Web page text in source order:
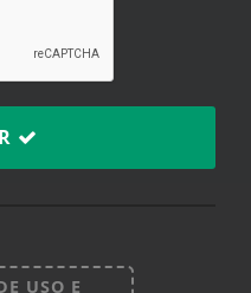
USO E
com nossos Termos